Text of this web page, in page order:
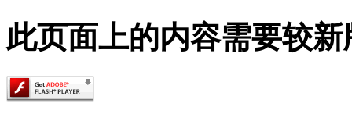
此页面上的内容需要较